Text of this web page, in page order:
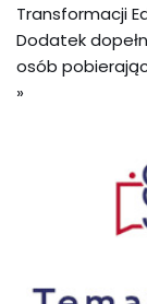
Transformacji
Dodatek
osób
»